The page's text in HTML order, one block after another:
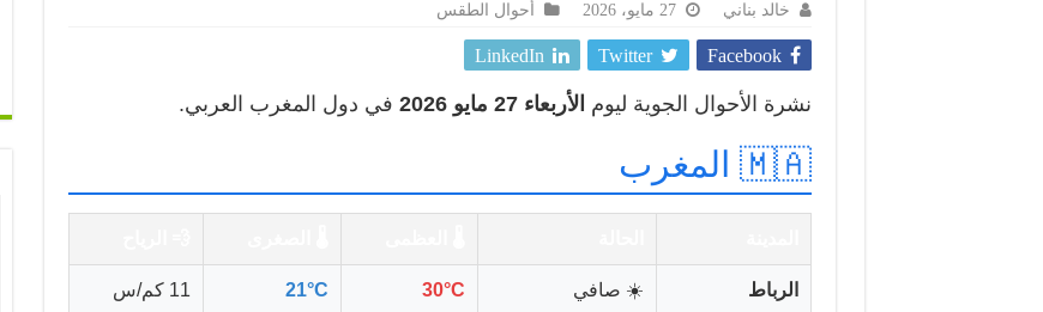
خالد بناني 27 مايو، 2026 أحوال الطقس
Facebook
Twitter
LinkedIn
نشرة الأحوال الجوية ليوم الأربعاء 27 مايو 2026 في دول المغرب العربي.
🇲🇦 المغرب
الرباط ☀️ صافي 30°C
21°C 11 كم/س